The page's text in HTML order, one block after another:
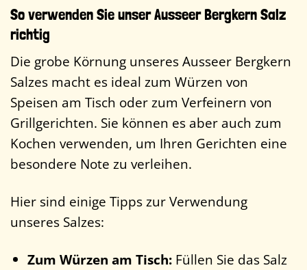
So verwenden Sie unser Ausseer Bergkern Salz
richtig
Die grobe Körnung unseres Ausseer Bergkern
Salzes macht es ideal zum Würzen von
Speisen am Tisch oder zum Verfeinern von
Grillgerichten. Sie können es aber auch zum
Kochen verwenden, um Ihren Gerichten eine
besondere Note zu verleihen.
Hier sind einige Tipps zur Verwendung
unseres Salzes:
Zum Würzen am Tisch:Füllen Sie das Salz